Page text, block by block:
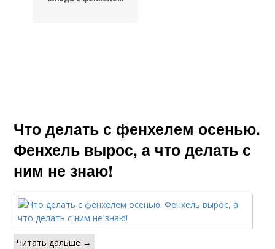
Что делать с фенхелем осенью.
Фенхель вырос, а что делать с
ним не знаю!
Читать дальше →